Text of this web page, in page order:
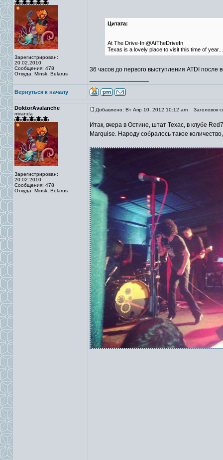
Зарегистрирован:
20.02.2010
Сообщения: 478
Откуда: Minsk, Belarus
Цитата:
At The Drive-In @AtTheDriveIn
Texas is a lovely place to visit this time of
36 часов до первого выступления ATDI после
Вернуться к началу
DoktorAvalanche
miranda
Зарегистрирован:
20.02.2010
Сообщения: 478
Откуда: Minsk, Belarus
Добавлено: Вт Апр 10, 2012 10:12 am Заголовок
Итак, вчера в Остине, штат Техас, в клубе
Marquise. Народу собралось такое